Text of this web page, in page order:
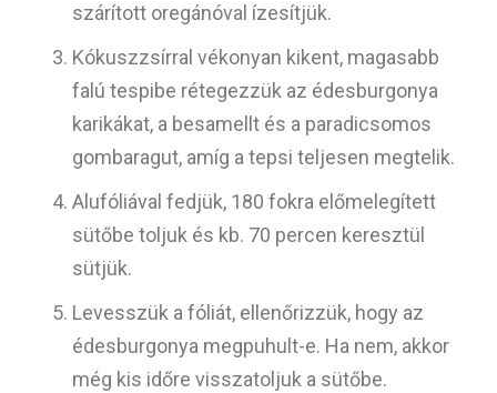
szárított oregánóval ízesítjük.
Kókuszzsírral vékonyan kikent, magasabb
falú tespibe rétegezzük az édesburgonya
karikákat, a besamellt és a paradicsomos
gombaragut, amíg a tepsi teljesen megtelik.
Alufóliával fedjük, 180 fokra előmelegített
sütőbe toljuk és kb. 70 percen keresztül
sütjük.
Levesszük a fóliát, ellenőrizzük, hogy az
édesburgonya megpuhult-e. Ha nem, akkor
még kis időre visszatoljuk a sütőbe.